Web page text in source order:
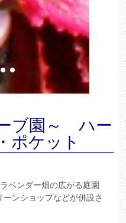
ブ園～ ハー
ポケット
ベンダー畑の広がる庭園
ンショップなどが併設さ